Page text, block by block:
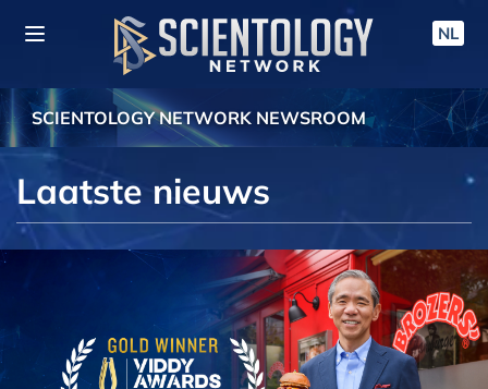
NL
SCIENTOLOGY NETWORK NEWSROOM
Laatste nieuws